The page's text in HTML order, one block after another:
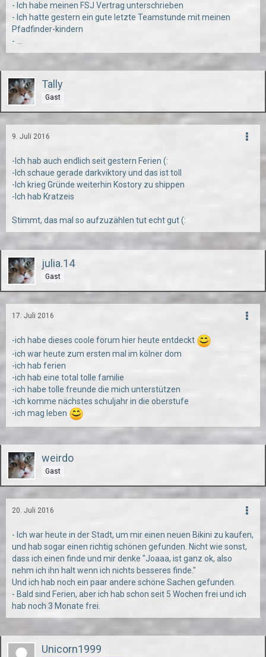
- Ich habe meinen FSJ Vertrag unterschrieben
- Ich hatte gestern ein gute letzte Teamstunde mit meinen
Pfadfinder-kindern
- ...
Tally
Gast
9. Juli 2016
-Ich hab auch endlich seit gestern Ferien (:
-Ich schaue gerade darkviktory und das ist toll
-Ich krieg Gründe weiterhin Kostory zu shippen
-Ich hab Kratzeis
Stimmt, das mal so aufzuzählen tut echt gut (:
julia.14
Gast
17. Juli 2016
-ich habe dieses coole forum hier heute entdeckt
-ich war heute zum ersten mal im kölner dom
-ich hab ferien
-ich hab eine total tolle familie
-ich habe tolle freunde die mich unterstützen
-ich komme nächstes schuljahr in die oberstufe
-ich mag leben
weirdo
Gast
20. Juli 2016
- Ich war heute in der Stadt, um mir einen neuen Bikini zu kaufen,
und hab sogar einen richtig schönen gefunden. Nicht wie sonst,
dass ich einen finde und mir denke "Joaaa, ist ganz ok, also
nehm ich ihn halt wenn ich nichts besseres finde."
Und ich hab noch ein paar andere schöne Sachen gefunden.
- Bald sind Ferien, aber ich hab schon seit 5 Wochen frei und ich
hab noch 3 Monate frei.
Unicorn1999